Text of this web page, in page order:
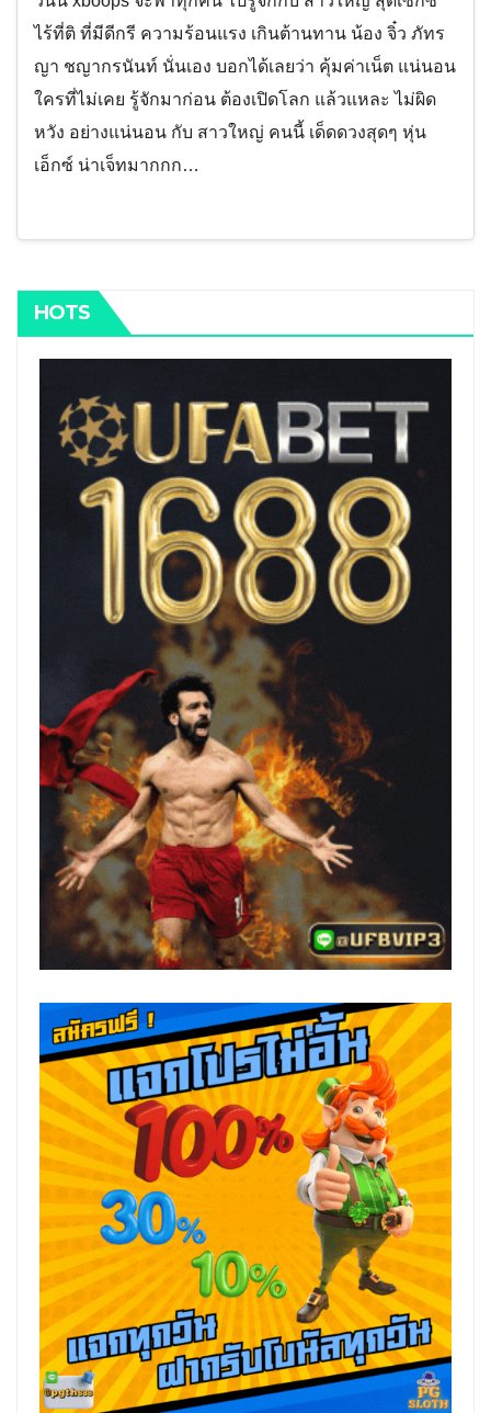
ไร้ที่ติ ที่มีดีกรี ความร้อนแรง เกินต้านทาน น้อง จิ๋ว ภัทร
ญา ชญากรนันท์ นั่นเอง บอกได้เลยว่า คุ้มค่าเน็ต แน่นอน
ใครที่ไม่เคย รู้จักมาก่อน ต้องเปิดโลก แล้วแหละ ไม่ผิด
หวัง อย่างแน่นอน กับ สาวใหญ่ คนนี้ เด็ดดวงสุดๆ หุ่น
เอ็กซ์ น่าเจ็ทมากกก…
HOTS